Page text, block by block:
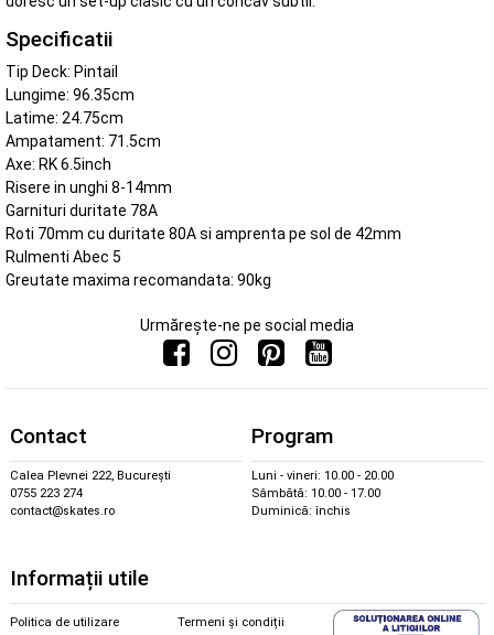
Specificatii
Tip Deck: Pintail
Lungime: 96.35cm
Latime: 24.75cm
Ampatament: 71.5cm
Axe: RK 6.5inch
Risere in unghi 8-14mm
Garnituri duritate 78A
Roti 70mm cu duritate 80A si amprenta pe sol de 42mm
Rulmenti Abec 5
Greutate maxima recomandata: 90kg
Urmărește-ne pe social media
Contact
Calea Plevnei 222, București
0755 223 274
contact@skates.ro
Program
Luni - vineri: 10.00 - 20.00
Sâmbătă: 10.00 - 17.00
Duminică: închis
Informații utile
Politica de utilizare
Termeni și condiții